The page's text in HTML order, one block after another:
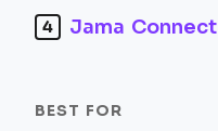
4 Jama Connect